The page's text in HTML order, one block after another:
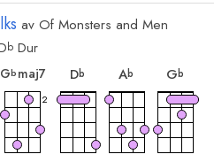
av Of Monsters and Men
b Dur
Gbmaj7
2
Db
Ab
Gb